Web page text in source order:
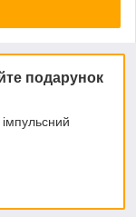
подарунок